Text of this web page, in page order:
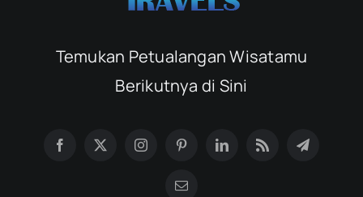
Temukan Petualangan Wisatamu
Berikutnya di Sini